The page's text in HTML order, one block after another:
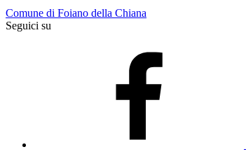
Comune di Foiano della Chiana
Seguici su